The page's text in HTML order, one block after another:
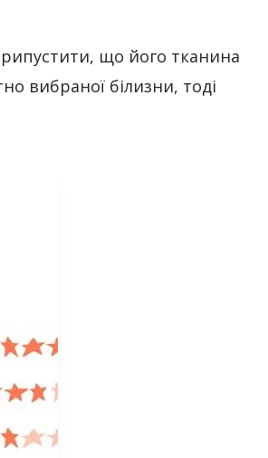
що його тканина
вибраної білизни, тоді